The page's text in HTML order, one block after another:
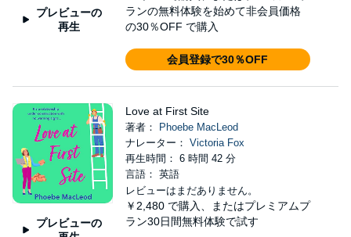
プレビューの
再生
ランの無料体験を始めて非会員価格
の30％OFF で購入
会員登録で30％OFF
プレビューの
Love at First Site
著者：
Phoebe MacLeod
ナレーター： Victoria Fox
再生時間： 6 時間 42 分
言語： 英語
レビューはまだありません。
￥2,480 で購入、またはプレミアムプ
ラン30日間無料体験で試す